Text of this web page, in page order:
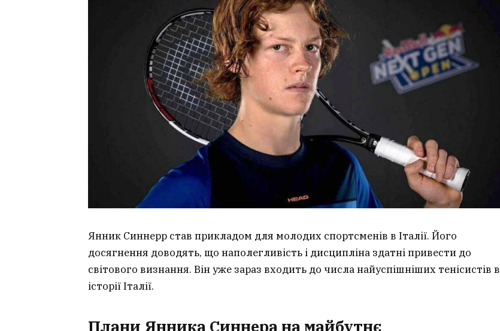
Янник Синнерр став прикладом для молодих спортсменів в Італії. Його
досягнення доводять, що наполегливість і дисципліна здатні привести до
світового визнання. Він уже зараз входить до числа найуспішніших тенісистів в
історії Італії.
Плани Янника Синнера на майбутнє